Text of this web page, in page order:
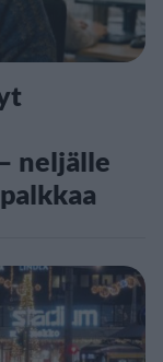
neljälle